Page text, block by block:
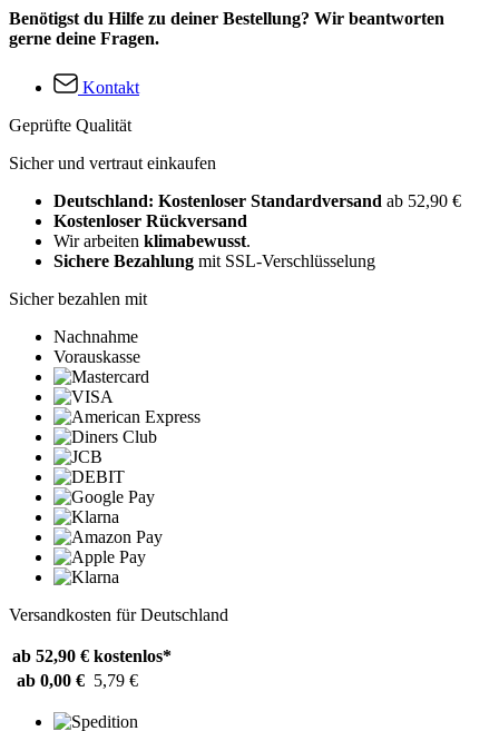
Benötigst du Hilfe zu deiner Bestellung? Wir beantworten
gerne deine Fragen.
Kontakt
Geprüfte Qualität
Sicher und vertraut einkaufen
Deutschland: Kostenloser Standardversand ab 52,90 €
Kostenloser Rückversand
Wir arbeiten klimabewusst.
Sichere Bezahlung mit SSL-Verschlüsselung
Sicher bezahlen mit
Nachnahme
Vorauskasse
Versandkosten für Deutschland
ab 52,90 € kostenlos*
ab 0,00 € 5,79 €